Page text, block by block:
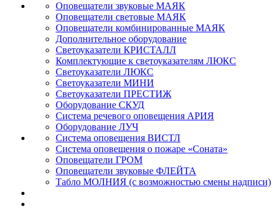
Оповещатели звуковые МАЯК
Оповещатели световые МАЯК
Оповещатели комбинированные МАЯК
Дополнительное оборудование
Светоуказатели КРИСТАЛЛ
Комплектующие к светоуказателям ЛЮКС
Светоуказатели ЛЮКС
Светоуказатели МИНИ
Светоуказатели ПРЕСТИЖ
Оборудование СКУД
Система речевого оповещения АРИЯ
Оборудование ЛУЧ
Система оповещения ВИСТЛ
Система оповещения о пожаре «Соната»
Оповещатели ГРОМ
Оповещатели звуковые ФЛЕЙТА
Табло МОЛНИЯ (с возможностью смены надписи)